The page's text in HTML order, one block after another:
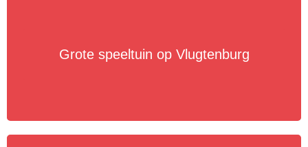
Grote speeltuin op Vlugtenburg